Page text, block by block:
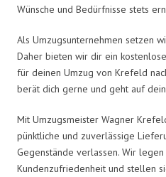
Wünsche und Bedürfnisse stets
Als Umzugsunternehmen setzen
Daher bieten wir dir ein
für deinen Umzug von Krefeld
berät dich gerne und geht auf
Mit Umzugsmeister Wagner
pünktliche und zuverlässige
Gegenstände verlassen. Wir
Kundenzufriedenheit und stellen